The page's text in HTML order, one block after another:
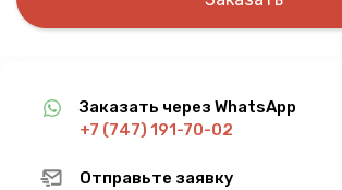
Заказать через WhatsApp
+7 (747) 191-70-02
Отправьте заявку